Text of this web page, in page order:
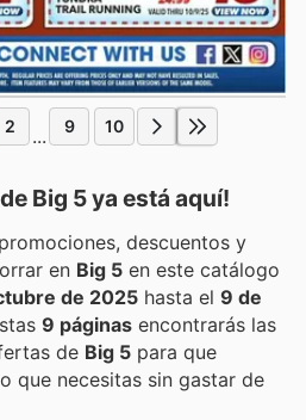
2 ... 9 10
Big 5ya está aquí!
descuentos y
ahorrar en Big 5 en este catálogo
de 2025 hasta el 9 de
9 páginas encontrarás las
de Big 5 para que
que necesitas sin gastar de